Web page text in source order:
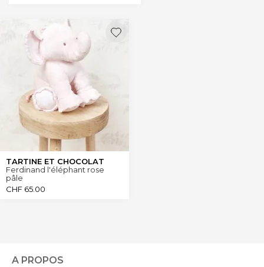
TARTINE ET CHOCOLAT
Ferdinand l'éléphant rose
pâle
CHF 65.00
A PROPOS